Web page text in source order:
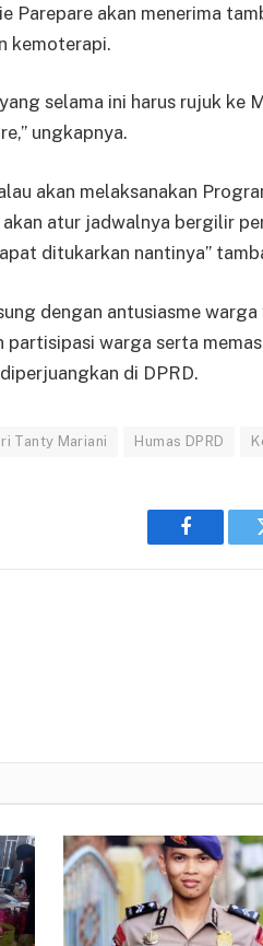
Parepare akan menerima
kemoterapi.
selama ini harus rujuk ke
ungkapnya.
akan melaksanakan
atur jadwalnya bergilir
ditukarkan nantinya”
dengan antusiasme
partisipasi warga serta
di DPRD.
Tanty Mariani Humas DPRD
Facebook